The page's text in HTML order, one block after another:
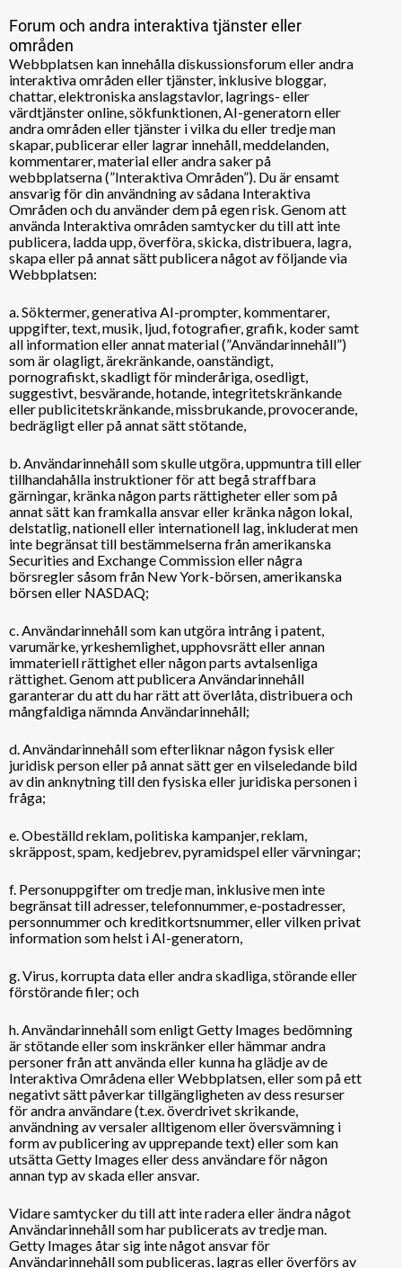
Forum och andra interaktiva tjänster eller
områden
Webbplatsen kan innehålla diskussionsforum eller andra
interaktiva områden eller tjänster, inklusive bloggar,
chattar, elektroniska anslagstavlor, lagrings- eller
värdtjänster online, sökfunktionen, AI-generatorn eller
andra områden eller tjänster i vilka du eller tredje man
skapar, publicerar eller lagrar innehåll, meddelanden,
kommentarer, material eller andra saker på
webbplatserna (”Interaktiva Områden”). Du är ensamt
ansvarig för din användning av sådana Interaktiva
Områden och du använder dem på egen risk. Genom att
använda Interaktiva områden samtycker du till att inte
publicera, ladda upp, överföra, skicka, distribuera, lagra,
skapa eller på annat sätt publicera något av följande via
Webbplatsen:
a. Söktermer, generativa AI-prompter, kommentarer,
uppgifter, text, musik, ljud, fotografier, grafik, koder samt
all information eller annat material (”Användarinnehåll”)
som är olagligt, ärekränkande, oanständigt,
pornografiskt, skadligt för minderåriga, osedligt,
suggestivt, besvärande, hotande, integritetskränkande
eller publicitetskränkande, missbrukande, provocerande,
bedrägligt eller på annat sätt stötande,
b. Användarinnehåll som skulle utgöra, uppmuntra till eller
tillhandahålla instruktioner för att begå straffbara
gärningar, kränka någon parts rättigheter eller som på
annat sätt kan framkalla ansvar eller kränka någon lokal,
delstatlig, nationell eller internationell lag, inkluderat men
inte begränsat till bestämmelserna från amerikanska
Securities and Exchange Commission eller några
börsregler såsom från New York-börsen, amerikanska
börsen eller NASDAQ;
c. Användarinnehåll som kan utgöra intrång i patent,
varumärke, yrkeshemlighet, upphovsrätt eller annan
immateriell rättighet eller någon parts avtalsenliga
rättighet. Genom att publicera Användarinnehåll
garanterar du att du har rätt att överlåta, distribuera och
mångfaldiga nämnda Användarinnehåll;
d. Användarinnehåll som efterliknar någon fysisk eller
juridisk person eller på annat sätt ger en vilseledande bild
av din anknytning till den fysiska eller juridiska personen i
fråga;
e. Obeställd reklam, politiska kampanjer, reklam,
skräppost, spam, kedjebrev, pyramidspel eller värvningar;
f. Personuppgifter om tredje man, inklusive men inte
begränsat till adresser, telefonnummer, e-postadresser,
personnummer och kreditkortsnummer, eller vilken privat
information som helst i AI-generatorn,
g. Virus, korrupta data eller andra skadliga, störande eller
förstörande filer; och
h. Användarinnehåll som enligt Getty Images bedömning
är stötande eller som inskränker eller hämmar andra
personer från att använda eller kunna ha glädje av de
Interaktiva Områdena eller Webbplatsen, eller som på ett
negativt sätt påverkar tillgängligheten av dess resurser
för andra användare (t.ex. överdrivet skrikande,
användning av versaler alltigenom eller översvämning i
form av publicering av upprepande text) eller som kan
utsätta Getty Images eller dess användare för någon
annan typ av skada eller ansvar.
Vidare samtycker du till att inte radera eller ändra något
Användarinnehåll som har publicerats av tredje man.
Getty Images åtar sig inte något ansvar för
Användarinnehåll som publiceras, lagras eller överförs av